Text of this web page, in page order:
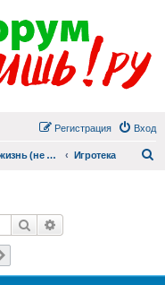
Вход
Регистрация
Наша жизнь (не всё же о суициде!) Игротека
Поиск